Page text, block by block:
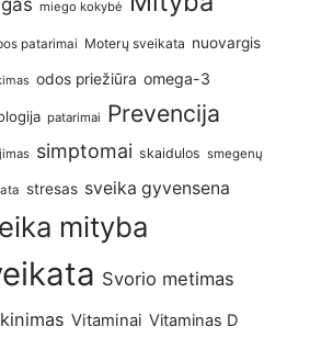
miego kokybė
patarimai Moterų sveikata nuovargis
odos priežiūra omega-3
patarimai Prevencija
simptomai skaidulos smegenų
stresas sveika gyvensena
mityba
Svorio metimas
Vitaminai Vitaminas D